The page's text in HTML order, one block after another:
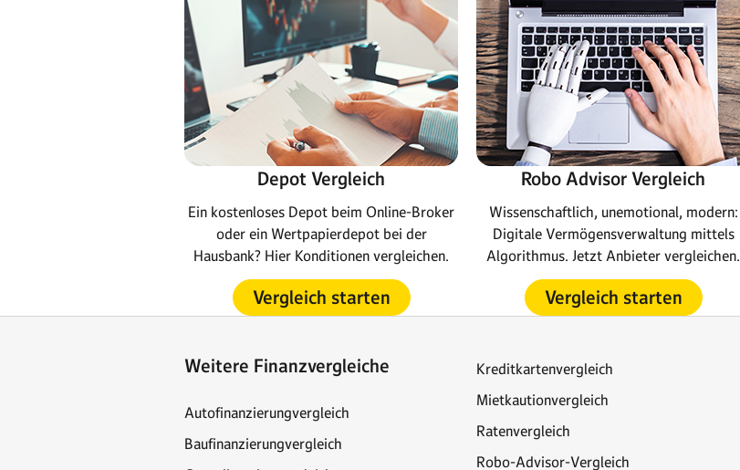
Depot Vergleich
Ein kostenloses Depot beim Online-Broker
oder ein Wertpapierdepot bei der
Hausbank? Hier Konditionen vergleichen.
Vergleich starten
Robo Advisor Vergleich
Wissenschaftlich, unemotional, modern:
Digitale Vermögensverwaltung mittels
Algorithmus. Jetzt Anbieter vergleichen.
Vergleich starten
Weitere Finanzvergleiche
Autofinanzierungvergleich
Baufinanzierungvergleich
Kreditkartenvergleich
Mietkautionvergleich
Ratenvergleich
Robo-Advisor-Vergleich